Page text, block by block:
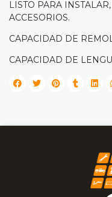
LISTO PARA
ACCESORIOS.
CAPACIDAD DE
CAPACIDAD DE